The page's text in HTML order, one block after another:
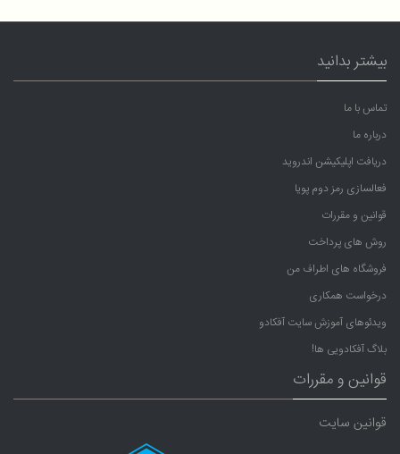
بیشتر بدانید
تماس با ما
درباره ما
دریافت اپلیکیشن اندروید
فعالسازی رمز دوم پویا
قوانین و مقررات
روش های پرداخت
فروشگاه های اطراف من
درخواست همکاری
ویدئوهای آموزش سایت آفکادو
بلاگ آفکادویی ها!
قوانین و مقررات
قوانین سایت